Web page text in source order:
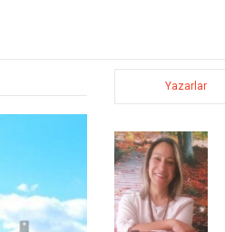
Yazarlar